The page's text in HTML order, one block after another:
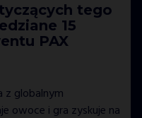
tego
15
PAX
z globalnym
owoce i gra zyskuje na